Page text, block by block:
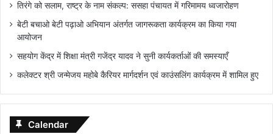
तिरंगे को सलाम, राष्ट्र के नाम संकल्प: ससहा पंचायत में गरिमामय ध्वजारोहण
बेटी बचाओ बेटी पढ़ाओ अभियान अंतर्गत जागरूकता कार्यक्रम का किया गया
आयोजन
सहयोग केंद्र में शिक्षा मंत्री गजेंद्र यादव ने सुनी कार्यकर्ताओं की समस्याएँ
कलेक्टर श्री जन्मेजय महोबे कैरियर मार्गदर्शन एवं काउंसलिंग कार्यक्रम में शामिल हुए
Calendar